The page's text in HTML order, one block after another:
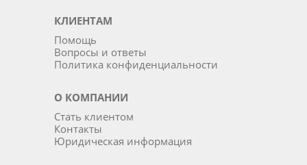
КЛИЕНТАМ
Помощь
Вопросы и ответы
Политика конфиденциальности
О КОМПАНИИ
Стать клиентом
Контакты
Юридическая информация